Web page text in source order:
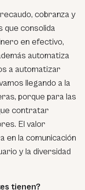
cobranza y
que consolida
en efectivo,
automatiza
a automatizar
llegando a la
porque para las
contratar
El valor
en la comunicación
y la diversidad
tienen?